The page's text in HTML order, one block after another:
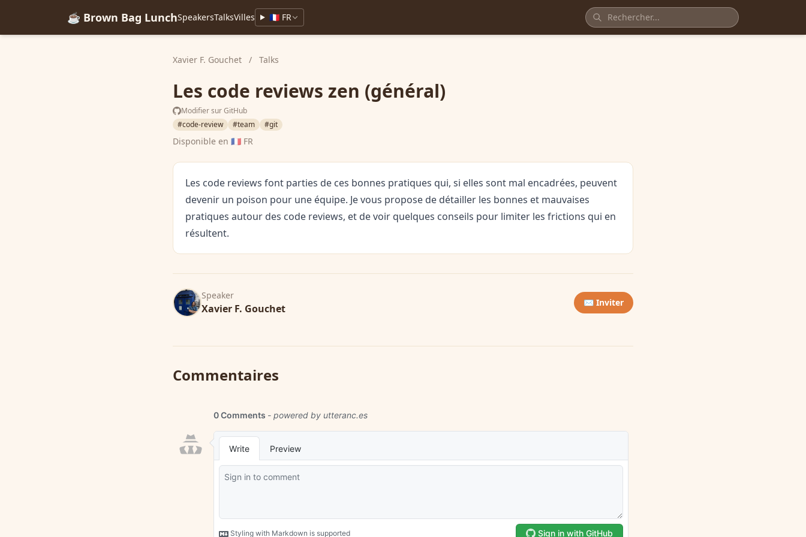
☕ Brown Bag LunchSpeakersTalksVilles 🇫🇷 FR
Xavier F. Gouchet / Talks
Les code reviews zen (général)
Modifier sur GitHub
#code-review
#team #git
Disponible en 🇫🇷 FR
Les code reviews font parties de ces bonnes pratiques qui, si elles sont mal encadrées, peuvent
devenir un poison pour une équipe. Je vous propose de détailler les bonnes et mauvaises
pratiques autour des code reviews, et de voir quelques conseils pour limiter les frictions qui en
résultent.
Speaker
Xavier F. Gouchet ✉️ Inviter
Commentaires